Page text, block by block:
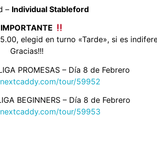
– Individual Stableford
IMPORTANTE
elegid en turno «Tarde», si es
Gracias!!!
PROMESAS – Día 8 de Febrero
tour/59952
BEGINNERS – Día 8 de Febrero
tour/59953